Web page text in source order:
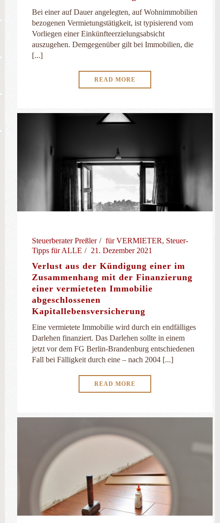
Bei einer auf Dauer angelegten, auf Wohnimmobilien
bezogenen Vermietungstätigkeit, ist typisierend vom
Vorliegen einer Einkünfteerzielungsabsicht
auszugehen. Demgegenüber gilt bei Immobilien, die
[...]
READ MORE
Steuerberater Preßler für VERMIETER, Steuer-
Tipps für ALLE
21. Dezember 2021
Verlust aus der Kündigung einer im
Zusammenhang mit der Finanzierung
einer vermieteten Immobilie
abgeschlossenen
Kapitallebensversicherung
Eine vermietete Immobilie wird durch ein endfälliges
Darlehen finanziert. Das Darlehen sollte in einem
jetzt vor dem FG Berlin-Brandenburg entschiedenen
Fall bei Fälligkeit durch eine – nach 2004 [...]
READ MORE